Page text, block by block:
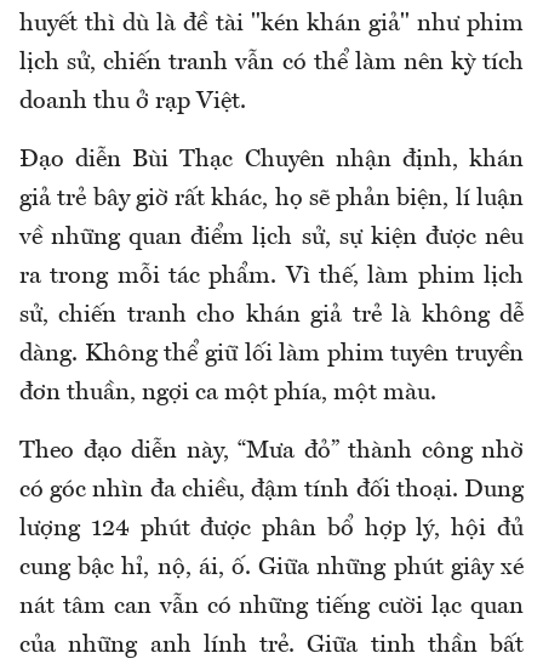
huyết thì dù là đề tài "kén khán giả" như phim
lịch sử, chiến tranh vẫn có thể làm nên kỳ tích
doanh thu ở rạp Việt.
Đạo diễn Bùi Thạc Chuyên nhận định, khán
giả trẻ bây giờ rất khác, họ sẽ phản biện, lí luận
về những quan điểm lịch sử, sự kiện được nêu
ra trong mỗi tác phẩm. Vì thế, làm phim lịch
sử, chiến tranh cho khán giả trẻ là không dễ
dàng. Không thể giữ lối làm phim tuyên truyền
đơn thuần, ngợi ca một phía, một màu.
Theo đạo diễn này, “Mưa đỏ” thành công nhờ
có góc nhìn đa chiều, đậm tính đối thoại. Dung
lượng 124 phút được phân bổ hợp lý, hội đủ
cung bậc hỉ, nộ, ái, ố. Giữa những phút giây xé
nát tâm can vẫn có những tiếng cười lạc quan
của những anh lính trẻ. Giữa tinh thần bất